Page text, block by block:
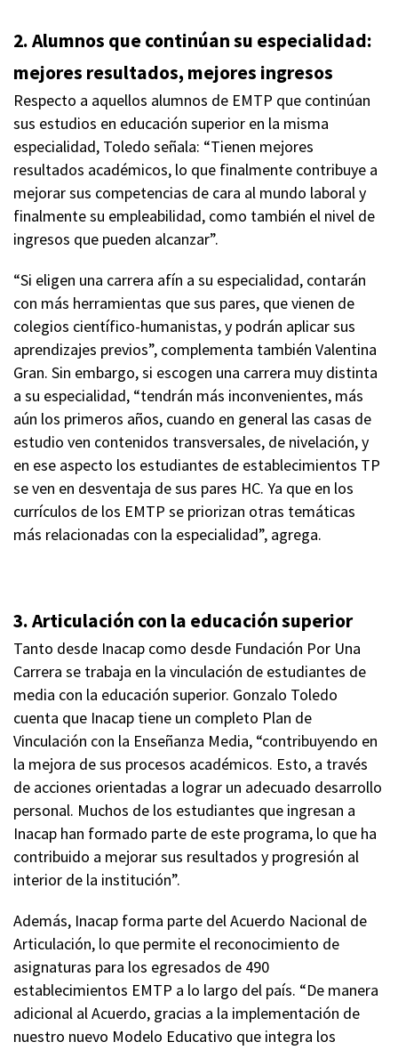
2. Alumnos que continúan su especialidad:
mejores resultados, mejores ingresos
Respecto a aquellos alumnos de EMTP que continúan
sus estudios en educación superior en la misma
especialidad, Toledo señala: “Tienen mejores
resultados académicos, lo que finalmente contribuye a
mejorar sus competencias de cara al mundo laboral y
finalmente su empleabilidad, como también el nivel de
ingresos que pueden alcanzar”.
“Si eligen una carrera afín a su especialidad, contarán
con más herramientas que sus pares, que vienen de
colegios científico-humanistas, y podrán aplicar sus
aprendizajes previos”, complementa también Valentina
Gran. Sin embargo, si escogen una carrera muy distinta
a su especialidad, “tendrán más inconvenientes, más
aún los primeros años, cuando en general las casas de
estudio ven contenidos transversales, de nivelación, y
en ese aspecto los estudiantes de establecimientos TP
se ven en desventaja de sus pares HC. Ya que en los
currículos de los EMTP se priorizan otras temáticas
más relacionadas con la especialidad”, agrega.
3. Articulación con la educación superior
Tanto desde Inacap como desde Fundación Por Una
Carrera se trabaja en la vinculación de estudiantes de
media con la educación superior. Gonzalo Toledo
cuenta que Inacap tiene un completo Plan de
Vinculación con la Enseñanza Media, “contribuyendo en
la mejora de sus procesos académicos. Esto, a través
de acciones orientadas a lograr un adecuado desarrollo
personal. Muchos de los estudiantes que ingresan a
Inacap han formado parte de este programa, lo que ha
contribuido a mejorar sus resultados y progresión al
interior de la institución”.
Además, Inacap forma parte del Acuerdo Nacional de
Articulación, lo que permite el reconocimiento de
asignaturas para los egresados de 490
establecimientos EMTP a lo largo del país. “De manera
adicional al Acuerdo, gracias a la implementación de
nuestro nuevo Modelo Educativo que integra los